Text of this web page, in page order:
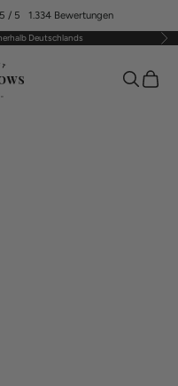
5 / 5 1.334 Bewertungen
Deutschlands Vor
Suchen